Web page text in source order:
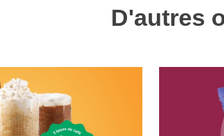
D'autres